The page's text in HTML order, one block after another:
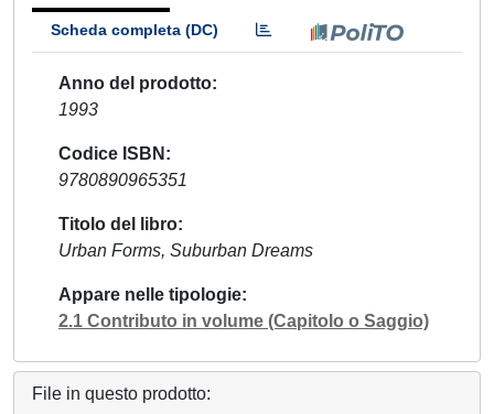
Scheda completa (DC)
Anno del prodotto
1993
Codice ISBN
9780890965351
Titolo del libro
Urban Forms, Suburban Dreams
Appare nelle tipologie
2.1 Contributo in volume (Capitolo o Saggio)
File in questo prodotto: